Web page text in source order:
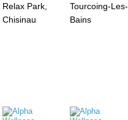
Relax Park,
Chisinau
Tourcoing-Les-
Bains